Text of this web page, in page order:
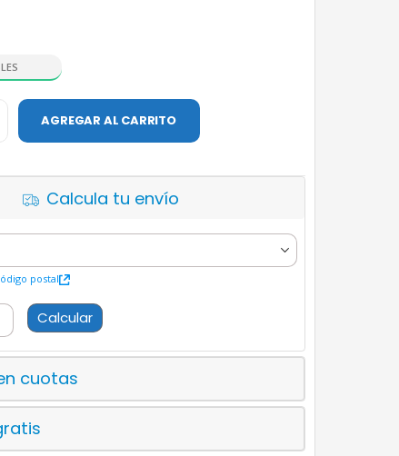
AGREGAR AL CARRITO
Calcula tu envío
postal
Calcular
cuotas